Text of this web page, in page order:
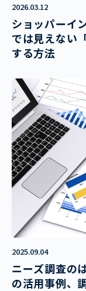
2026.03.12
ショッパーイ
では見えない
する方法
2025.09.04
ニーズ調査の
の活用事例、